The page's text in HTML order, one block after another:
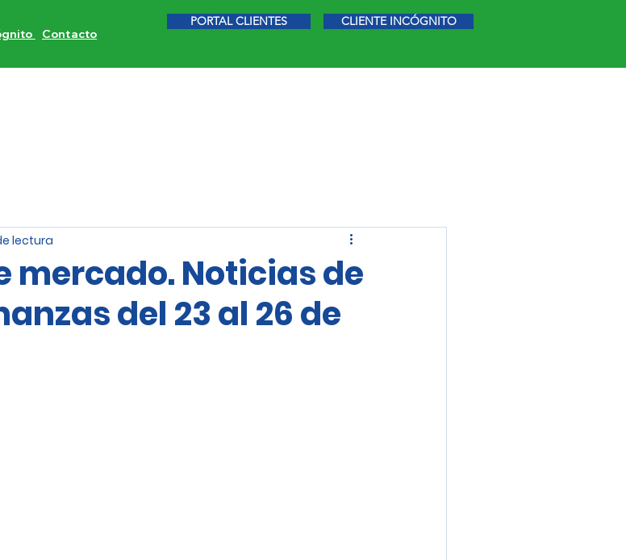
Contacto
PORTAL CLIENTES CLIENTE INCÓGNITO
mercado. Noticias de
del 23 al 26 de
lectura